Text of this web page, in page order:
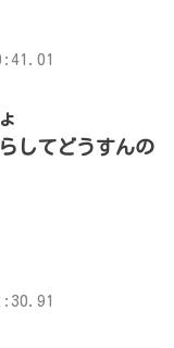
してどうすんの